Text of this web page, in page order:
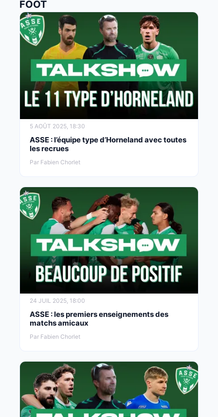
FOOT
5 AOÛT 2025, 18:30
ASSE : l’équipe type d’Horneland avec toutes
les recrues
Par Fabien Chorlet
24 JUIL 2025, 18:00
ASSE : les premiers enseignements des
matchs amicaux
Par Fabien Chorlet